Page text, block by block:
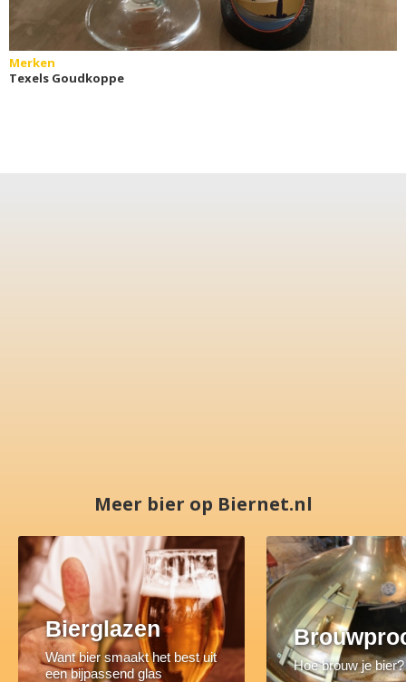
Merken
Texels Goudkoppe
Meer bier op Biernet.nl
Bierglazen
Want bier smaakt het best uit
een bijpassend glas
Hoe brouw je bier?